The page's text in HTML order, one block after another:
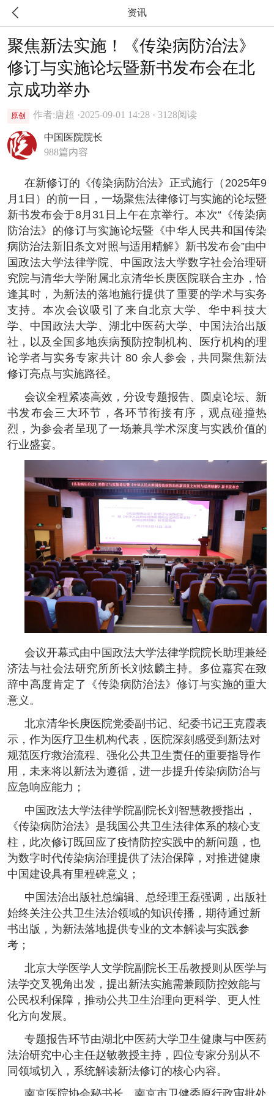
 资讯
聚焦新法实施！《传染病防治法》
修订与实施论坛暨新书发布会在北
京成功举办
原创 作者:唐超 ·2025-09-01 14:28 · 3128阅读
中国医院院长
988篇内容
在新修订的《传染病防治法》正式施行（2025年9
月1日）的前一日，一场聚焦法律修订与实施的论坛暨
新书发布会于8月31日上午在京举行。本次“《传染病
防治法》的修订与实施论坛暨《中华人民共和国传染
病防治法新旧条文对照与适用精解》新书发布会”由中
国政法大学法律学院、中国政法大学数字社会治理研
究院与清华大学附属北京清华长庚医院联合主办，恰
逢其时，为新法的落地施行提供了重要的学术与实务
支持。本次会议吸引了来自北京大学、华中科技大
学、中国政法大学、湖北中医药大学、中国法治出版
社，以及全国多地疾病预防控制机构、医疗机构的理
论学者与实务专家共计 80 余人参会，共同聚焦新法
修订亮点与实施路径。
会议全程紧凑高效，分设专题报告、圆桌论坛、新
书发布会三大环节，各环节衔接有序，观点碰撞热
烈，为参会者呈现了一场兼具学术深度与实践价值的
行业盛宴。
会议开幕式由中国政法大学法律学院院长助理兼经
济法与社会法研究所所长刘炫麟主持。多位嘉宾在致
辞中高度肯定了《传染病防治法》修订与实施的重大
意义。
北京清华长庚医院党委副书记、纪委书记王克霞表
示，作为医疗卫生机构代表，医院深刻感受到新法对
规范医疗救治流程、强化公共卫生责任的重要指导作
用，未来将以新法为遵循，进一步提升传染病防治与
应急响应能力；
中国政法大学法律学院副院长刘智慧教授指出，
《传染病防治法》是我国公共卫生法律体系的核心支
柱，此次修订既回应了疫情防控实践中的新问题，也
为数字时代传染病治理提供了法治保障，对推进健康
中国建设具有里程碑意义；
中国法治出版社总编辑、总经理王磊强调，出版社
始终关注公共卫生法治领域的知识传播，期待通过新
书出版，为新法落地提供专业的文本解读与实践参
考；
北京大学医学人文学院副院长王岳教授则从医学与
法学交叉视角出发，提出新法实施需兼顾防控效能与
公民权利保障，推动公共卫生治理向更科学、更人性
化方向发展。
专题报告环节由湖北中医药大学卫生健康与中医药
法治研究中心主任赵敏教授主持，四位专家分别从不
同领域切入，系统解读新法修订的核心内容。